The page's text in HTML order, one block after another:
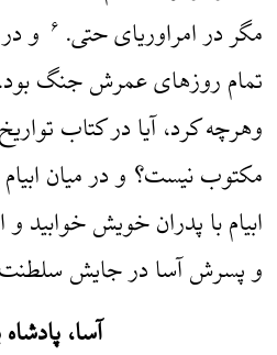
مگر در امراوریای حتی. ۶ و
تمام روزهای عمرش جنگ بود.
وهرچه کرد، آیا در کتاب
مکتوب نیست؟ و در میان
ابیام با پدران خویش خوابید
و پسرش آسا در جایش
آسا،